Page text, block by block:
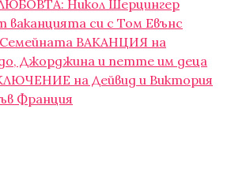
Никол Шерцингер
ваканцията си с Том Евънс
ВАКАНЦИЯ на
Джорджина и петте им деца
на Дейвид и Виктория
Франция